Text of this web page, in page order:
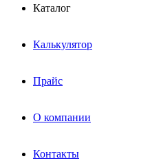
Каталог
Калькулятор
Прайс
О компании
Контакты